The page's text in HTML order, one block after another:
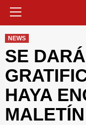
NEWS
SE DARÁ
HAYA
MALETÍN